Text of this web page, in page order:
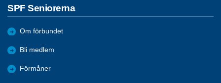
SPF Seniorerna
Om förbundet
Bli medlem
Förmåner